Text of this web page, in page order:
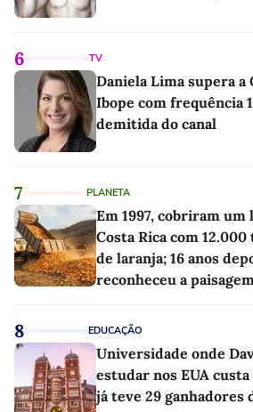
6 TV
Daniela Lima supera a
Ibope com frequência
demitida do canal
7 PLANETA
Em 1997, cobriram um
Costa Rica com 12.000
de laranja; 16 anos
reconheceu a
8 EDUCAÇÃO
Universidade onde
estudar nos EUA
já teve 29 ganhadores